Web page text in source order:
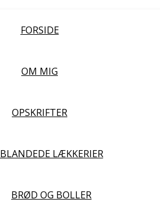
FORSIDE
OM MIG
OPSKRIFTER
BLANDEDE LÆKKERIER
BRØD OG BOLLER